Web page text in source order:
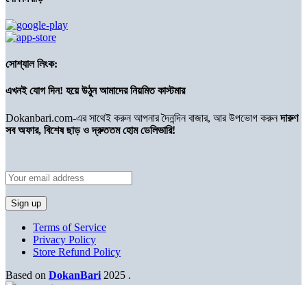
সোশ্যাল লিংক:
এখনই যোগ দিন! হয়ে উঠুন আমাদের নিয়মিত কাস্টমার
Dokanbari.com-এর সাথেই করুন আপনার দৈনন্দিন বাজার, আর উপভোগ করুনদারুণ
সব অফার, বিশেষ ছাড় ও দ্রুততম হোম ডেলিভারি!
Terms of Service
Privacy Policy
Store Refund Policy
Based on DokanBari 2025 .